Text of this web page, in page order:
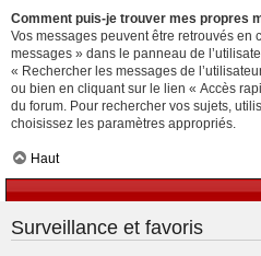
Comment puis-je trouver mes propres
Vos messages peuvent être retrouvés en
messages » dans le panneau de
« Rechercher les messages de
ou bien en cliquant sur le lien « Accès
du forum. Pour rechercher vos sujets,
choisissez les paramètres appropriés.
Haut
Surveillance et favoris